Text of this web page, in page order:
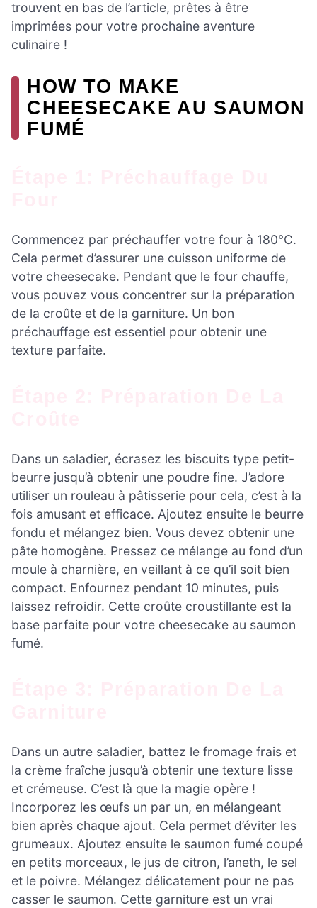
trouvent en bas de l’article, prêtes à être
imprimées pour votre prochaine aventure
culinaire !
HOW TO MAKE
CHEESECAKE AU SAUMON
FUMÉ
Commencez par préchauffer votre four à 180°C.
Cela permet d’assurer une cuisson uniforme de
votre cheesecake. Pendant que le four chauffe,
vous pouvez vous concentrer sur la préparation
de la croûte et de la garniture. Un bon
préchauffage est essentiel pour obtenir une
texture parfaite.
Dans un saladier, écrasez les biscuits type petit-
beurre jusqu’à obtenir une poudre fine. J’adore
utiliser un rouleau à pâtisserie pour cela, c’est à la
fois amusant et efficace. Ajoutez ensuite le beurre
fondu et mélangez bien. Vous devez obtenir une
pâte homogène. Pressez ce mélange au fond d’un
moule à charnière, en veillant à ce qu’il soit bien
compact. Enfournez pendant 10 minutes, puis
laissez refroidir. Cette croûte croustillante est la
base parfaite pour votre cheesecake au saumon
fumé.
Dans un autre saladier, battez le fromage frais et
la crème fraîche jusqu’à obtenir une texture lisse
et crémeuse. C’est là que la magie opère !
Incorporez les œufs un par un, en mélangeant
bien après chaque ajout. Cela permet d’éviter les
grumeaux. Ajoutez ensuite le saumon fumé coupé
en petits morceaux, le jus de citron, l’aneth, le sel
et le poivre. Mélangez délicatement pour ne pas
casser le saumon. Cette garniture est un vrai